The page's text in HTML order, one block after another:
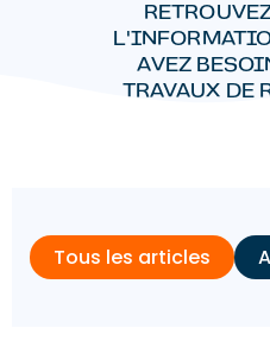
AVEZ
TRAVAUX DE
Tous les articles